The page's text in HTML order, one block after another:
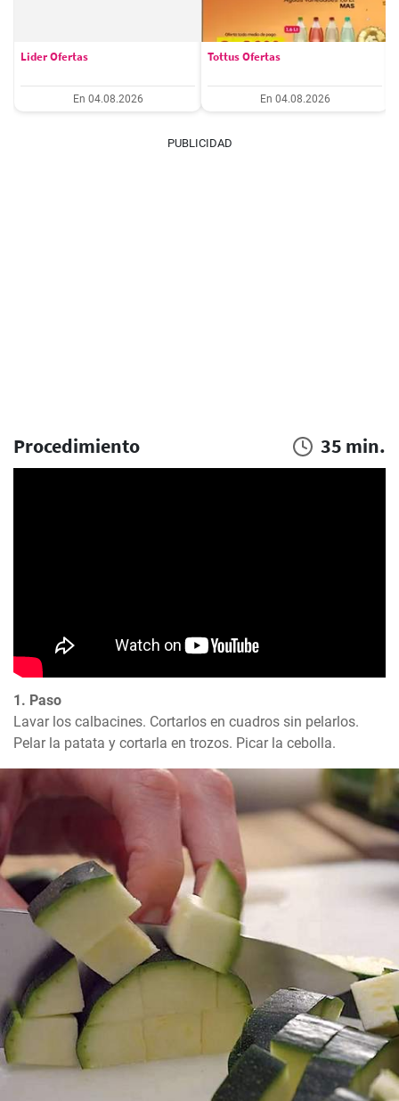
Lider Ofertas
En 04.08.2026
Tottus Ofertas
En 04.08.2026
PUBLICIDAD
Procedimiento 35 min.
1. Paso
Lavar los calbacines. Cortarlos en cuadros sin pelarlos.
Pelar la patata y cortarla en trozos. Picar la cebolla.